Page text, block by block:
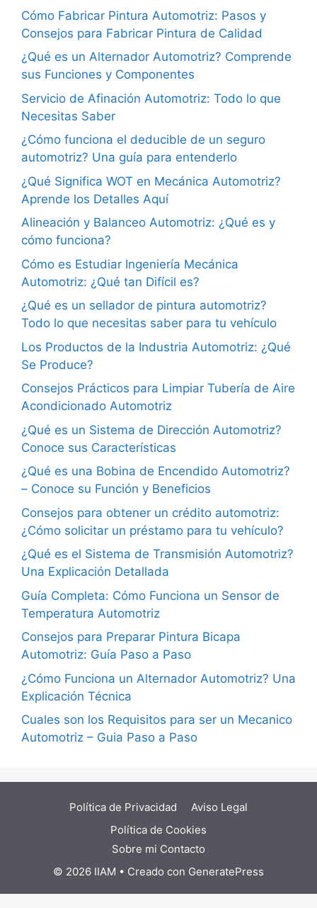
Cómo Fabricar Pintura Automotriz: Pasos y
Consejos para Fabricar Pintura de Calidad
¿Qué es un Alternador Automotriz? Comprende
sus Funciones y Componentes
Servicio de Afinación Automotriz: Todo lo que
Necesitas Saber
¿Cómo funciona el deducible de un seguro
automotriz? Una guía para entenderlo
¿Qué Significa WOT en Mecánica Automotriz?
Aprende los Detalles Aquí
Alineación y Balanceo Automotriz: ¿Qué es y
cómo funciona?
Cómo es Estudiar Ingeniería Mecánica
Automotriz: ¿Qué tan Difícil es?
¿Qué es un sellador de pintura automotriz?
Todo lo que necesitas saber para tu vehículo
Los Productos de la Industria Automotriz: ¿Qué
Se Produce?
Consejos Prácticos para Limpiar Tubería de Aire
Acondicionado Automotriz
¿Qué es un Sistema de Dirección Automotriz?
Conoce sus Características
¿Qué es una Bobina de Encendido Automotriz?
– Conoce su Función y Beneficios
Consejos para obtener un crédito automotriz:
¿Cómo solicitar un préstamo para tu vehículo?
¿Qué es el Sistema de Transmisión Automotriz?
Una Explicación Detallada
Guía Completa: Cómo Funciona un Sensor de
Temperatura Automotriz
Consejos para Preparar Pintura Bicapa
Automotriz: Guía Paso a Paso
¿Cómo Funciona un Alternador Automotriz? Una
Explicación Técnica
Cuales son los Requisitos para ser un Mecanico
Automotriz – Guia Paso a Paso
Política de Privacidad
Aviso Legal
Política de Cookies
Sobre mi Contacto
© 2026 IIAM • Creado con GeneratePress